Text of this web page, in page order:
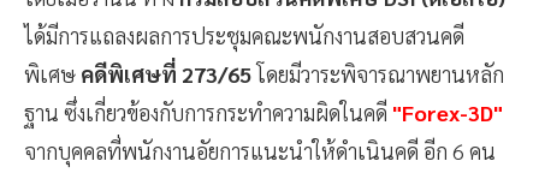
ได้มีการแถลงผลการประชุมคณะพนักงานสอบสวนคดี
พิเศษ คดีพิเศษที่ 273/65โดยมีวาระพิจารณาพยานหลัก
ฐาน ซึ่งเกี่ยวข้องกับการกระทำความผิดในคดี "Forex-3D"
จากบุคคลที่พนักงานอัยการแนะนำให้ดำเนินคดี อีก 6 คน